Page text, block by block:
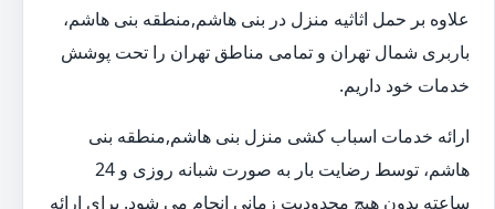
علاوه بر حمل اثاثیه منزل در بنی هاشم,منطقه بنی هاشم،
باربری شمال تهران و تمامی مناطق تهران را تحت پوشش
خدمات خود داریم.
ارائه خدمات اسباب کشی منزل بنی هاشم,منطقه بنی
هاشم، توسط رضایت بار به صورت شبانه روزی و 24
ساعته بدون هیچ محدودیت زمانی انجام می شود. برای ارائه